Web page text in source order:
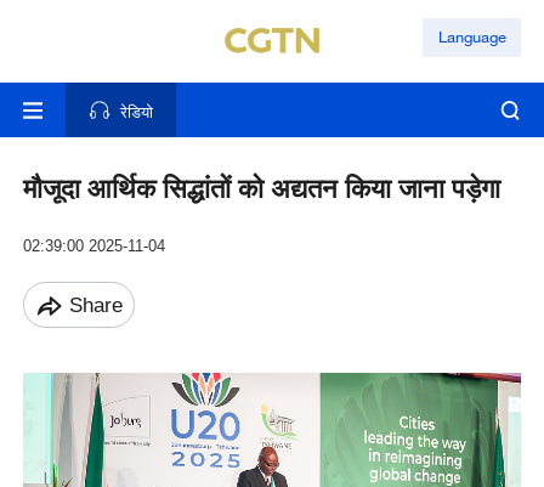
Language
रेडियो
मौजूदा आर्थिक सिद्धांतों को अद्यतन किया जाना पड़ेगा
02:39:00 2025-11-04
Share